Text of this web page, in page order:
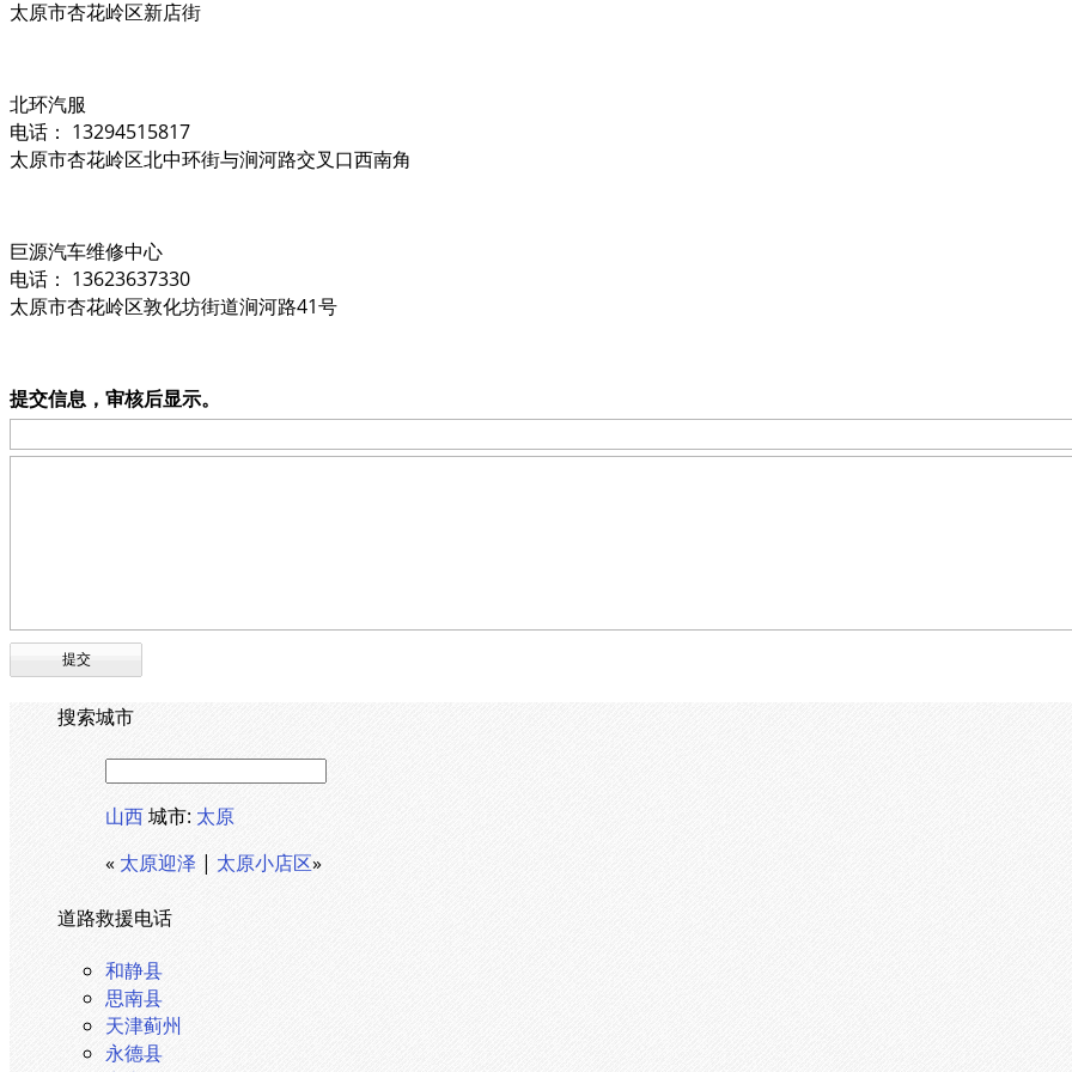
太原市杏花岭区新店街
北环汽服
电话： 13294515817
太原市杏花岭区北中环街与涧河路交叉口西南角
巨源汽车维修中心
电话： 13623637330
太原市杏花岭区敦化坊街道涧河路41号
提交信息，审核后显示。
搜索城市
山西城市: 太原
« 太原迎泽 | 太原小店区»
道路救援电话
和静县
思南县
天津蓟州
永德县